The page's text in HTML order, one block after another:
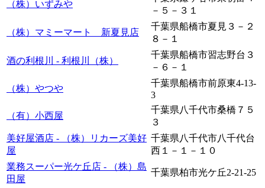
（株）いずみや
－５－３１
（株）マミーマート 新夏見店
千葉県船橋市夏見３－２
８－１
酒の利根川 - 利根川（株）
千葉県船橋市習志野台３
－６－１
（株）やつや
千葉県船橋市前原東4-13-
3
（有）小西屋
千葉県八千代市桑橋７５
３
美好屋酒店 - （株）リカーズ美好
屋
千葉県八千代市八千代台
西１－１－１０
業務スーパー光ケ丘店 - （株）島
田屋
千葉県柏市光ケ丘2-21-25